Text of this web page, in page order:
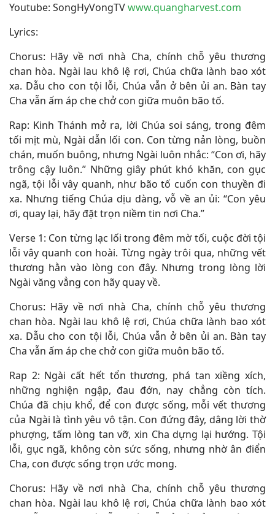
Youtube: SongHyVongTVwww.quangharvest.com
Lyrics:
Chorus: Hãy về nơi nhà Cha, chính chỗ yêu thương
chan hòa. Ngài lau khô lệ rơi, Chúa chữa lành bao xót
xa. Dẫu cho con tội lỗi, Chúa vẫn ở bên ủi an. Bàn tay
Cha vẫn ấm áp che chở con giữa muôn bão tố.
Rap: Kinh Thánh mở ra, lời Chúa soi sáng, trong đêm
tối mịt mù, Ngài dẫn lối con. Con từng nản lòng, buồn
chán, muốn buông, nhưng Ngài luôn nhắc: “Con ơi, hãy
trông cậy luôn.” Những giây phút khó khăn, con gục
ngã, tội lỗi vây quanh, như bão tố cuốn con thuyền đi
xa. Nhưng tiếng Chúa dịu dàng, vỗ về an ủi: “Con yêu
ơi, quay lại, hãy đặt trọn niềm tin nơi Cha.”
Verse 1: Con từng lạc lối trong đêm mờ tối, cuộc đời tội
lỗi vây quanh con hoài. Từng ngày trôi qua, những vết
thương hằn vào lòng con đây. Nhưng trong lòng lời
Ngài văng vẳng con hãy quay về.
Chorus: Hãy về nơi nhà Cha, chính chỗ yêu thương
chan hòa. Ngài lau khô lệ rơi, Chúa chữa lành bao xót
xa. Dẫu cho con tội lỗi, Chúa vẫn ở bên ủi an. Bàn tay
Cha vẫn ấm áp che chở con giữa muôn bão tố.
Rap 2: Ngài cất hết tổn thương, phá tan xiềng xích,
những nghiện ngập, đau đớn, nay chẳng còn tích.
Chúa đã chịu khổ, để con được sống, mỗi vết thương
của Ngài là tình yêu vô tận. Con đứng đây, dâng lời thờ
phượng, tấm lòng tan vỡ, xin Cha dựng lại hướng. Tội
lỗi, gục ngã, không còn sức sống, nhưng nhờ ân điển
Cha, con được sống trọn ước mong.
Chorus: Hãy về nơi nhà Cha, chính chỗ yêu thương
chan hòa. Ngài lau khô lệ rơi, Chúa chữa lành bao xót